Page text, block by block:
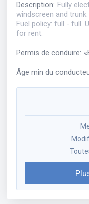
Description: Fully
windscreen and
Fuel policy: full - full.
for rent.
Permis de conduire: «
Âge min du